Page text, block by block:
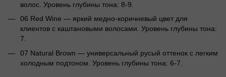
волос. Уровень глубины тона: 8-9.
06 Red Wine — яркий медно-коричневый цвет для
клиентов с каштановыми волосами. Уровень глубины тона:
7.
07 Natural Brown — универсальный русый оттенок с легким
холодным подтоном. Уровень глубины тона: 6-7.